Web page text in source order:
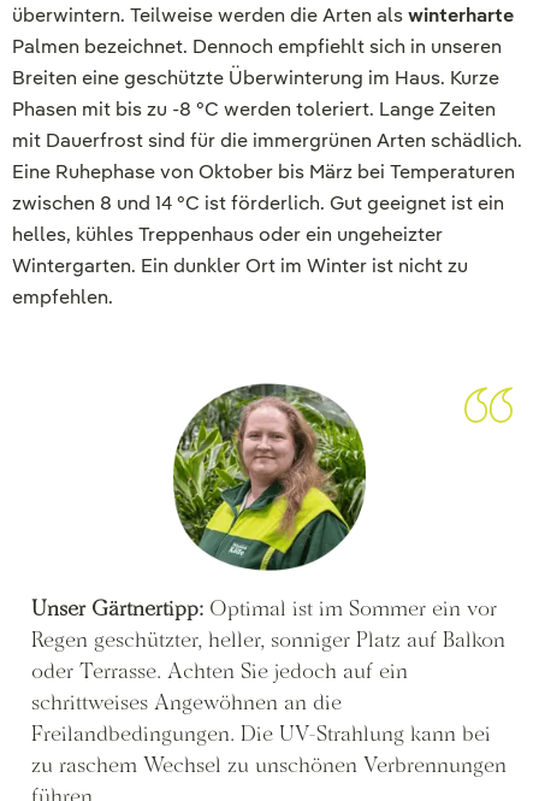
überwintern. Teilweise werden die Arten alswinterharte
Palmen bezeichnet. Dennoch empfiehlt sich in unseren
Breiten eine geschützte Überwinterung im Haus. Kurze
Phasen mit bis zu -8 °C werden toleriert. Lange Zeiten
mit Dauerfrost sind für die immergrünen Arten schädlich.
Eine Ruhephase von Oktober bis März bei Temperaturen
zwischen 8 und 14 °C ist förderlich. Gut geeignet ist ein
helles, kühles Treppenhaus oder ein ungeheizter
Wintergarten. Ein dunkler Ort im Winter ist nicht zu
empfehlen.
Unser Gärtnertipp: Optimal ist im Sommer ein vor
Regen geschützter, heller, sonniger Platz auf Balkon
oder Terrasse. Achten Sie jedoch auf ein
schrittweises Angewöhnen an die
Freilandbedingungen. Die UV-Strahlung kann bei
zu raschem Wechsel zu unschönen Verbrennungen
führen.